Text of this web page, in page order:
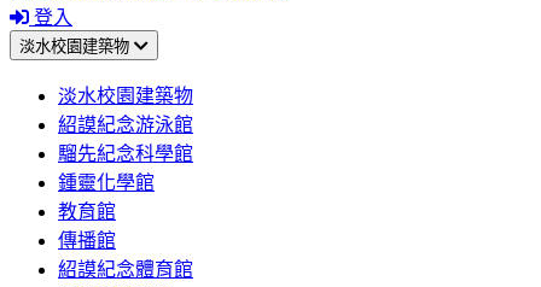
登入
淡水校園建築物
淡水校園建築物
紹謨紀念游泳館
騮先紀念科學館
鍾靈化學館
教育館
傳播館
紹謨紀念體育館